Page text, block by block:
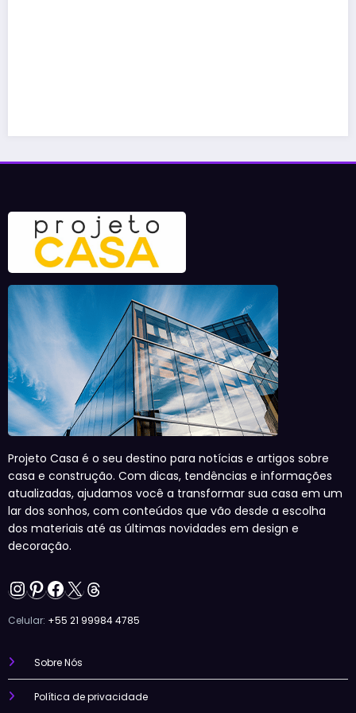
Projeto Casa é o seu destino para notícias e artigos sobre
casa e construção. Com dicas, tendências e informações
atualizadas, ajudamos você a transformar sua casa em um
lar dos sonhos, com conteúdos que vão desde a escolha
dos materiais até as últimas novidades em design e
decoração.
Instagram
Pinterest
Facebook
X Threads
Celular: +55 21 99984 4785
Sobre Nós
Política de privacidade